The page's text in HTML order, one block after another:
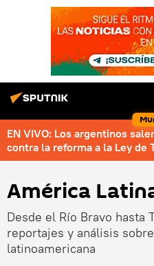
EN VIVO: Los argentinos
contra la reforma a la Ley de
América
Desde el Río Bravo hasta
reportajes y análisis
latinoamericana